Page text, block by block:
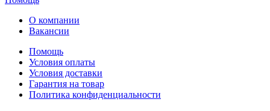
О компании
Вакансии
Помощь
Условия оплаты
Условия доставки
Гарантия на товар
Политика конфиденциальности